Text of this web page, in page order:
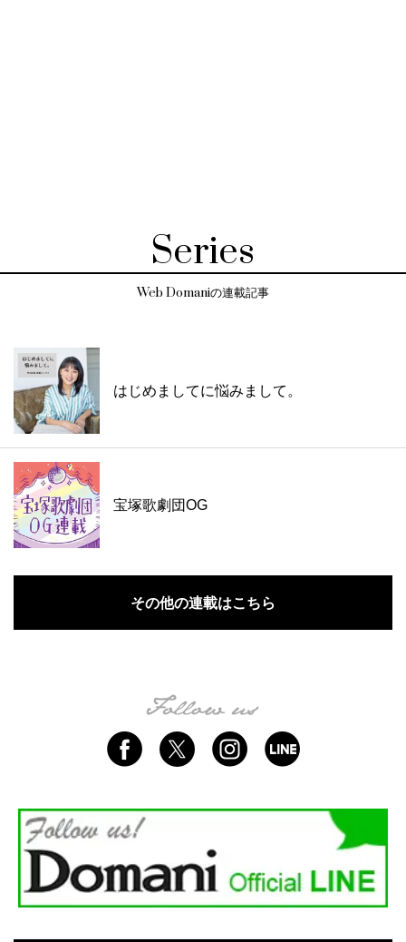
Series
Web Domaniの連載記事
はじめましてに悩みまして。
宝塚歌劇団OG
その他の連載はこちら